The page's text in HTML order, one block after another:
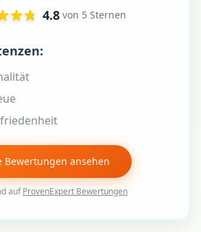
4.8 von 5 Sternen
Bewertungen ansehen
aufProvenExpert Bewertungen